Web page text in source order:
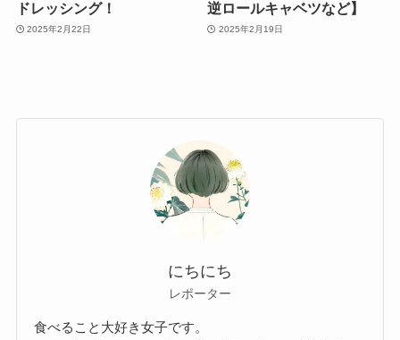
ドレッシング！
2025年2月22日
逆ロールキャベツなど】
2025年2月19日
にちにち
レポーター
食べること大好き女子です。